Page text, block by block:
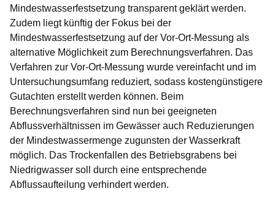
Mindestwasserfestsetzung transparent geklärt werden.
Zudem liegt künftig der Fokus bei der
Mindestwasserfestsetzung auf der Vor-Ort-Messung als
alternative Möglichkeit zum Berechnungsverfahren. Das
Verfahren zur Vor-Ort-Messung wurde vereinfacht und im
Untersuchungsumfang reduziert, sodass kostengünstigere
Gutachten erstellt werden können. Beim
Berechnungsverfahren sind nun bei geeigneten
Abflussverhältnissen im Gewässer auch Reduzierungen
der Mindestwassermenge zugunsten der Wasserkraft
möglich. Das Trockenfallen des Betriebsgrabens bei
Niedrigwasser soll durch eine entsprechende
Abflussaufteilung verhindert werden.